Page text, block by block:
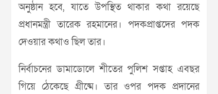
অনুষ্ঠান হবে, যাতে উপস্থিত থাকার কথা রয়েছে
প্রধানমন্ত্রী তারেক রহমানের। পদকপ্রাপ্তদের পদক
দেওয়ার কথাও ছিল তার।
নির্বাচনের ডামাডোলে শীতের পুলিশ সপ্তাহ এবছর
গিয়ে ঠেকেছে গ্রীষ্মে। তার ওপর পদক প্রদানের